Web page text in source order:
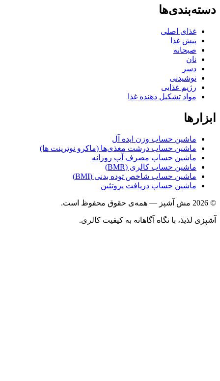
غذای اصلی
پیش غذا
صبحانه
نوشیدنی
رژیم غذایی
مواد تشکیل دهنده غذا
ماشین حساب وزن ایده آل
ماشین حساب درشت مغذی‌ها (ماکرو نوترینت ها)
ماشین حساب مصرف آب روزانه
ماشین حساب کالری (BMR)
ماشین حساب شاخص توده بدنی (BMI)
ماشین حساب دریافت پروتئین
با نگاه آگاهانه به کیفیت کالری.